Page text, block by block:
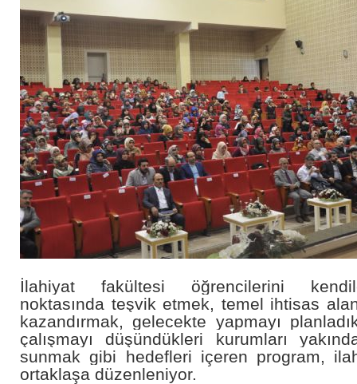
İlahiyat fakültesi öğrencilerini
noktasında teşvik etmek, temel ihtisas
kazandırmak, gelecekte yapmayı
çalışmayı düşündükleri kurumları
sunmak gibi hedefleri içeren program,
ortaklaşa düzenleniyor.